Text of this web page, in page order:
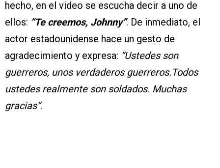
hecho, en el video se escucha decir a uno de
ellos: “Te creemos, Johnny”. De inmediato, el
actor estadounidense hace un gesto de
agradecimiento y expresa: “Ustedes son
guerreros, unos verdaderos guerreros.Todos
ustedes realmente son soldados. Muchas
gracias”.